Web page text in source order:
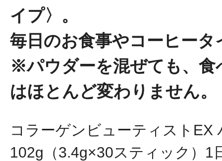
プリマモイスト
クレンズオイル
イプ〉。
毎日のお食事やコーヒータ
※パウダーを混ぜても、食
はほとんど変わりません。
コラーゲンビューティスト
102g（3.4g×30スティック）